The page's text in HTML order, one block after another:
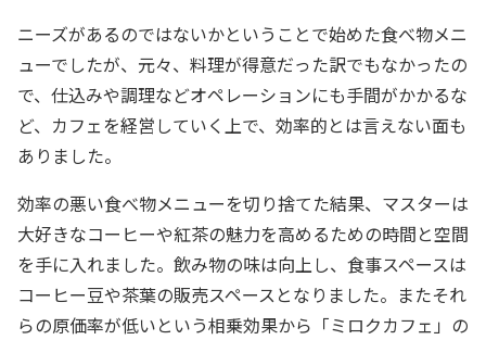
ニーズがあるのではないかということで始めた食べ物メニ
ューでしたが、元々、料理が得意だった訳でもなかったの
で、仕込みや調理などオペレーションにも手間がかかるな
ど、カフェを経営していく上で、効率的とは言えない面も
ありました。
効率の悪い食べ物メニューを切り捨てた結果、マスターは
大好きなコーヒーや紅茶の魅力を高めるための時間と空間
を手に入れました。飲み物の味は向上し、食事スペースは
コーヒー豆や茶葉の販売スペースとなりました。またそれ
らの原価率が低いという相乗効果から「ミロクカフェ」の